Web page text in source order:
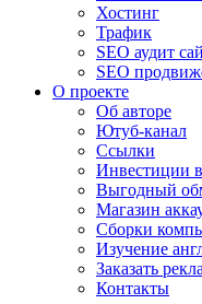
Хостинг
Трафик
SEO аудит
SEO
О проекте
Об авторе
Ютуб-канал
Ссылки
Инвестиции
Выгодный
Магазин
Сборки
Изучение
Заказать
Контакты